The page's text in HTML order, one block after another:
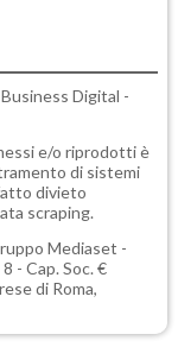
Digital -
e/o riprodotti è
di sistemi
divieto
scraping.
Mediaset -
- Cap. Soc. €
di Roma,